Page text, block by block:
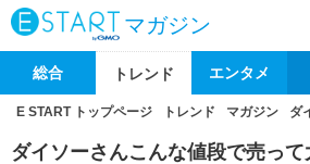
マガジン
総合 トレンド エンタメ
E START トップページ トレンド マガジン ダ
ダイソーさんこんな値段で売っ